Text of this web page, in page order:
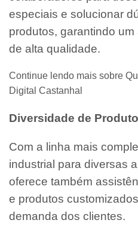
especiais e solucionar
produtos, garantindo
de alta qualidade.
Continue lendo mais sobre
Digital Castanhal
Diversidade de
Com a linha mais
industrial para diversas
oferece também
e produtos
demanda dos clientes.